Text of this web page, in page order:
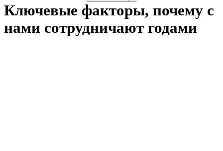
Ключевые факторы, почему с
нами сотрудничают годами